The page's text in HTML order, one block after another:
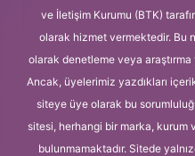
ve İletişim Kurumu (BTK)
olarak hizmet vermektedir. Bu
olarak denetleme veya
Ancak, üyelerimiz yazdıkları
siteye üye olarak bu
sitesi, herhangi bir marka, kurum
bulunmamaktadır. Sitede